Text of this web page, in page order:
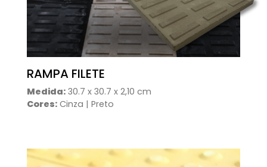
RAMPA FILETE
Medida: 30.7 x 30.7 x 2,10 cm
Cores: Cinza | Preto